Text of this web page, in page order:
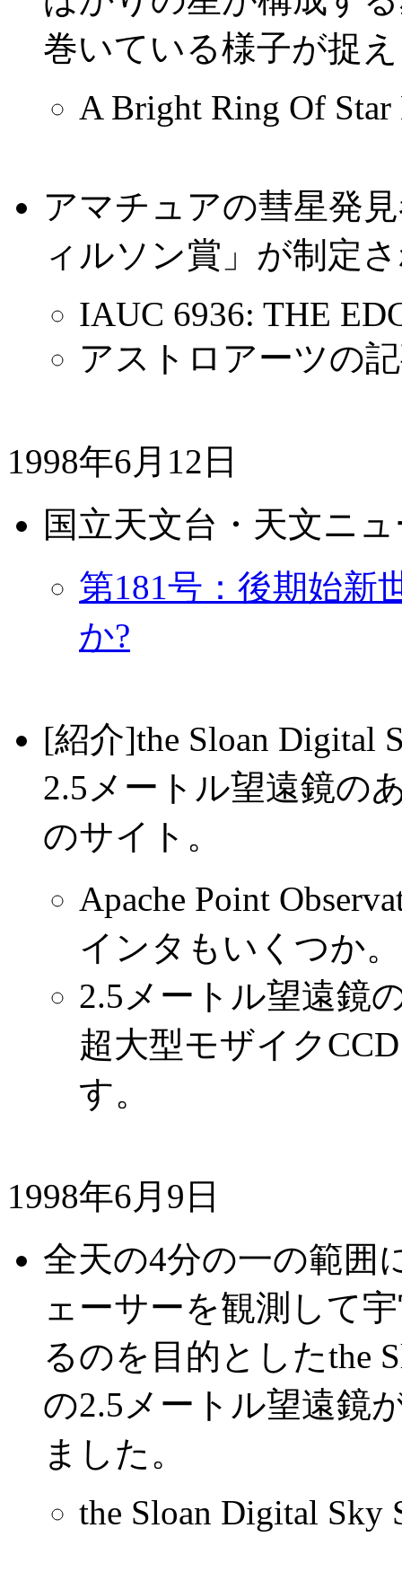
巻いている様子が捉
A Bright Ring Of
アマチュアの彗星発
ィルソン賞」が制定
IAUC 6936: THE
アストロアーツの
1998年6月12日
国立天文台・天文ニ
第181号：後期始新
か?
[紹介]the Sloan Digital
2.5メートル望遠鏡の
のサイト。
Apache Point
インタもいくつか。
2.5メートル望遠鏡
超大型モザイク
す。
1998年6月9日
全天の4分の一の範囲
ェーサーを観測して
るのを目的としたthe
の2.5メートル望遠鏡
ました。
the Sloan Digital Sky